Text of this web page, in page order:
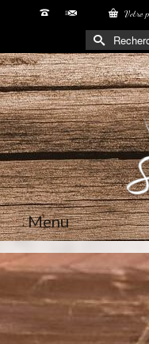
Votre
Menu